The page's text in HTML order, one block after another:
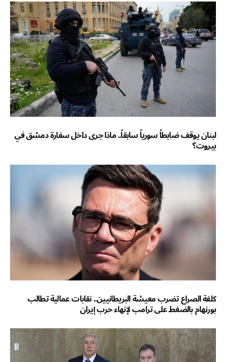
لبنان يوقف ضابطاً سورياً سابقاً.. ماذا جرى داخل سفارة دمشق في
بيروت؟
كلفة الصراع تضرب معيشة البريطانيين.. نقابات عمالية تطالب
بورنهام بالضغط على ترامب لإنهاء حرب إيران